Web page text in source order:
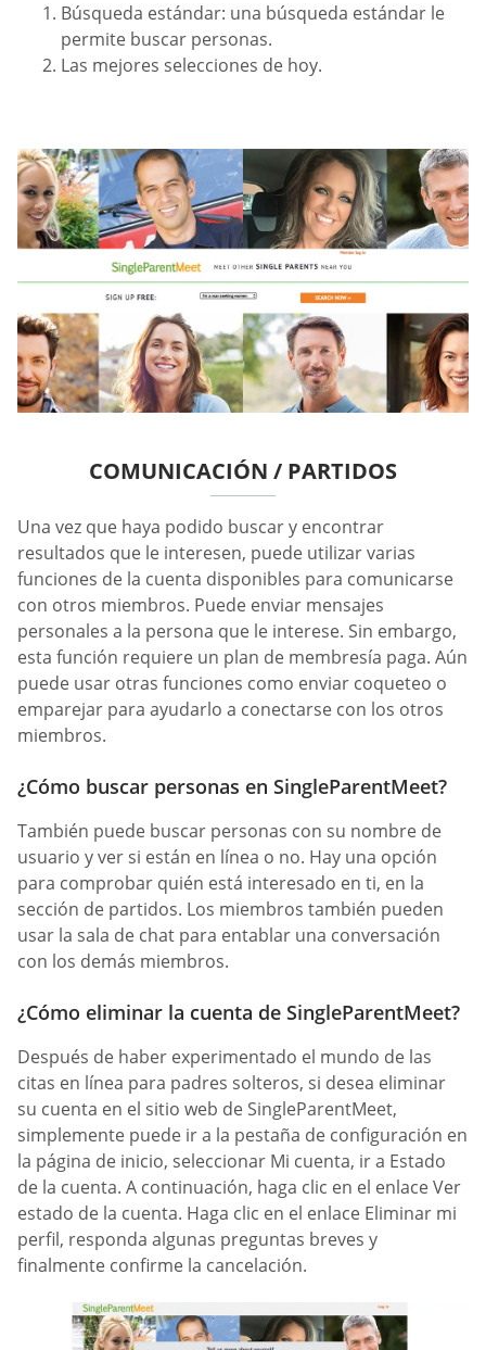
Búsqueda estándar: una búsqueda estándar le
permite buscar personas.
Las mejores selecciones de hoy.
COMUNICACIÓN / PARTIDOS
Una vez que haya podido buscar y encontrar
resultados que le interesen, puede utilizar varias
funciones de la cuenta disponibles para comunicarse
con otros miembros. Puede enviar mensajes
personales a la persona que le interese. Sin embargo,
esta función requiere un plan de membresía paga. Aún
puede usar otras funciones como enviar coqueteo o
emparejar para ayudarlo a conectarse con los otros
miembros.
¿Cómo buscar personas en SingleParentMeet?
También puede buscar personas con su nombre de
usuario y ver si están en línea o no. Hay una opción
para comprobar quién está interesado en ti, en la
sección de partidos. Los miembros también pueden
usar la sala de chat para entablar una conversación
con los demás miembros.
¿Cómo eliminar la cuenta de SingleParentMeet?
Después de haber experimentado el mundo de las
citas en línea para padres solteros, si desea eliminar
su cuenta en el sitio web de SingleParentMeet,
simplemente puede ir a la pestaña de configuración en
la página de inicio, seleccionar Mi cuenta, ir a Estado
de la cuenta. A continuación, haga clic en el enlace Ver
estado de la cuenta. Haga clic en el enlace Eliminar mi
perfil, responda algunas preguntas breves y
finalmente confirme la cancelación.